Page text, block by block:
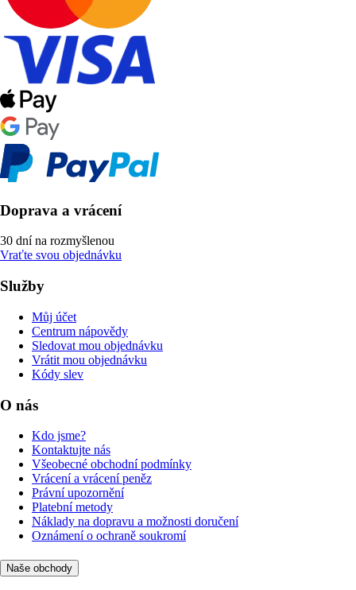
Doprava a vrácení
30 dní na rozmyšlenou
Vraťte svou objednávku
Služby
Můj účet
Centrum nápovědy
Sledovat mou objednávku
Vrátit mou objednávku
Kódy slev
O nás
Kdo jsme?
Kontaktujte nás
Všeobecné obchodní podmínky
Vrácení a vrácení peněz
Právní upozornění
Platební metody
Náklady na dopravu a možnosti doručení
Oznámení o ochraně soukromí
Naše obchody